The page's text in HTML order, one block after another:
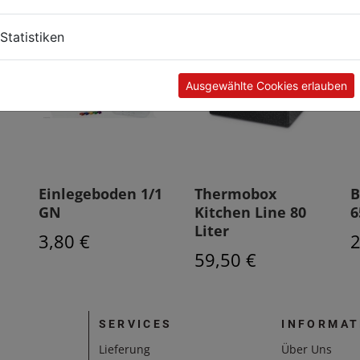
Einlegeboden 1/1
GN
3,80 €
Thermobox
Kitchen Line 80
Liter
59,50 €
SERVICES
Lieferung Über Uns
Statistiken
Ausgewählte Cookies erlauben